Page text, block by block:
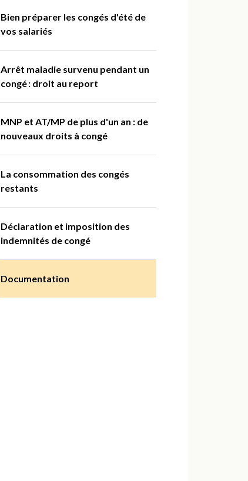
Bien préparer les congés d'été de
vos salariés
Arrêt maladie survenu pendant un
congé : droit au report
MNP et AT/MP de plus d'un an : de
nouveaux droits à congé
La consommation des congés
restants
Déclaration et imposition des
indemnités de congé
Documentation